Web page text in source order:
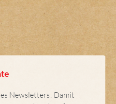
Newsletters! Damit